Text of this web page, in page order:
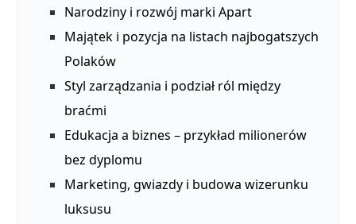
Narodziny i rozwój marki Apart
Majątek i pozycja na listach najbogatszych
Polaków
Styl zarządzania i podział ról między
braćmi
Edukacja a biznes – przykład milionerów
bez dyplomu
Marketing, gwiazdy i budowa wizerunku
luksusu